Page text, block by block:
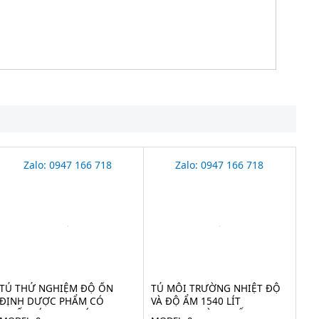
Zalo: 0947 166 718
TỦ THỬ NGHIỆM ĐỘ ỔN
ĐỊNH DƯỢC PHẨM CÓ
CHIẾU SÁNG 300 LÍT
Zalo: 0947 166 718
TỦ MÔI TRƯỜNG NHIỆT ĐỘ
VÀ ĐỘ ẨM 1540 LÍT
JEIOTECH HÀN QUỐC TH-TG-